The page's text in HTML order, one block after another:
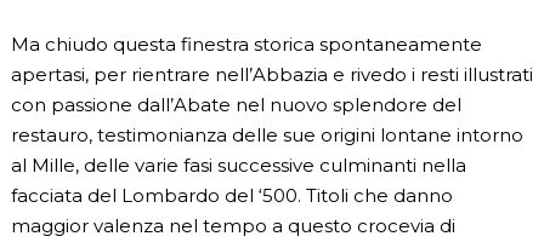
Ma chiudo questa finestra storica spontaneamente
apertasi, per rientrare nell’Abbazia e rivedo i resti illustrati
con passione dall’Abate nel nuovo splendore del
restauro, testimonianza delle sue origini lontane intorno
al Mille, delle varie fasi successive culminanti nella
facciata del Lombardo del ‘500. Titoli che danno
maggior valenza nel tempo a questo crocevia di